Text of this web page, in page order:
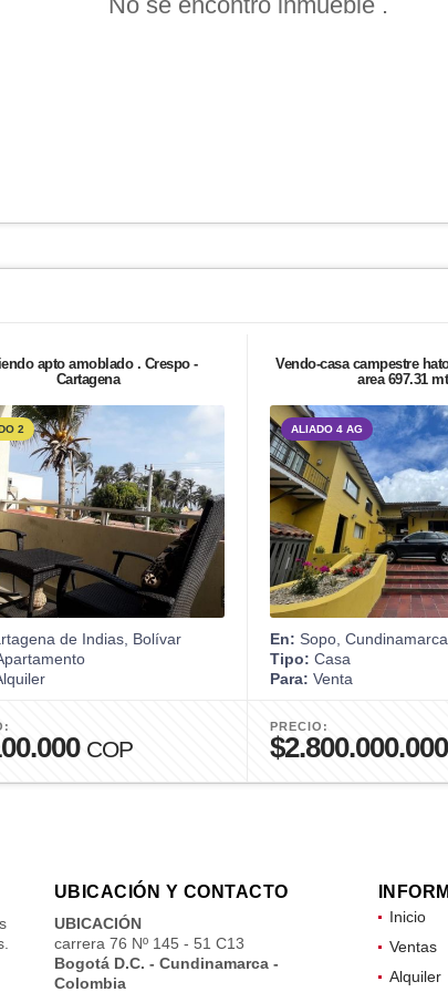
apto amoblado . Crespo -
Cartagena
2
de Indias, Bolívar
COP
Vendo-casa campestre
area 697.31
ALIADO 4 AG
En: Sopo, Cundinamarca
Tipo: Casa
Para: Venta
PRECIO:
$2.800.000.000
UBICACIÓN Y CONTACTO
UBICACIÓN
carrera 76 Nº 145 - 51 C13
Bogotá D.C. - Cundinamarca -
Colombia
Inicio
Ventas
Alquiler